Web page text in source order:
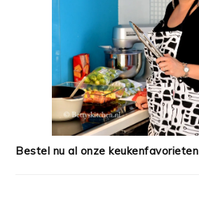
Bestel nu al onze